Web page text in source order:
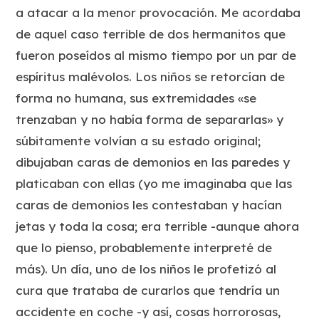
a atacar a la menor provocación. Me acordaba
de aquel caso terrible de dos hermanitos que
fueron poseídos al mismo tiempo por un par de
espíritus malévolos. Los niños se retorcían de
forma no humana, sus extremidades «se
trenzaban y no había forma de separarlas» y
súbitamente volvían a su estado original;
dibujaban caras de demonios en las paredes y
platicaban con ellas (yo me imaginaba que las
caras de demonios les contestaban y hacían
jetas y toda la cosa; era terrible -aunque ahora
que lo pienso, probablemente interpreté de
más). Un día, uno de los niños le profetizó al
cura que trataba de curarlos que tendría un
accidente en coche -y así, cosas horrorosas,